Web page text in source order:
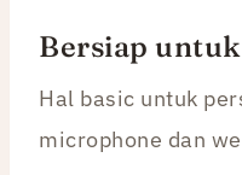
Bersiap
Hal basic untuk
microphone dan